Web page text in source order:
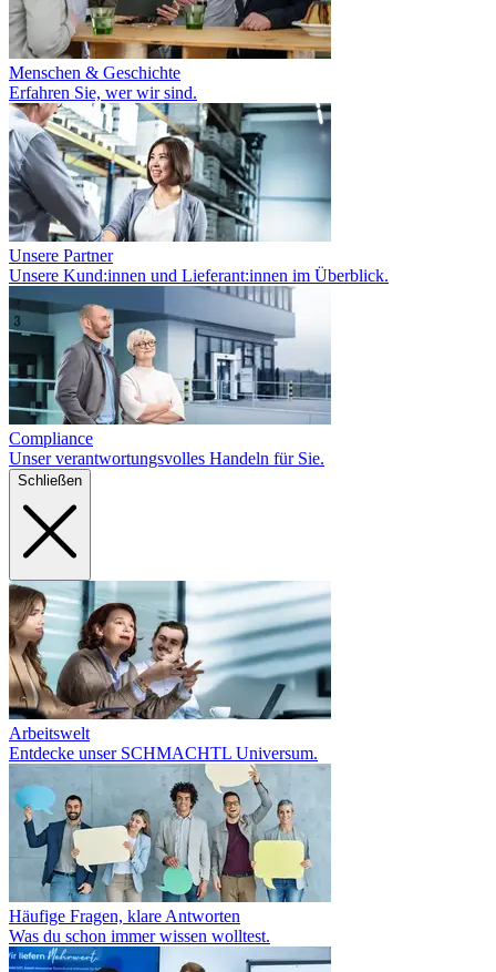
Menschen & Geschichte
Erfahren Sie, wer wir sind.
Unsere Partner
Unsere Kund:innen und Lieferant:innen im Überblick.
Compliance
Unser verantwortungsvolles Handeln für Sie.
Schließen
Arbeitswelt
Entdecke unser SCHMACHTL Universum.
Häufige Fragen, klare Antworten
Was du schon immer wissen wolltest.